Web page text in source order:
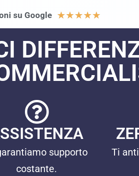
su Google ★★★★★
supporto
costante.
Ti